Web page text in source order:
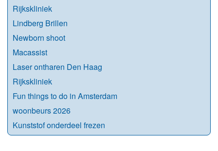
Rijkskliniek
Lindberg Brillen
Newborn shoot
Macassist
Laser ontharen Den Haag
Rijkskliniek
Fun things to do in Amsterdam
woonbeurs 2026
Kunststof onderdeel frezen